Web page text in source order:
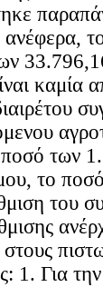
καμία
ποσό των
το
του
1. Για